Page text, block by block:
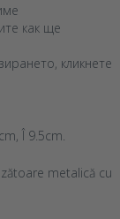
как ще
кликнете
Î 9.5cm.
metalică cu